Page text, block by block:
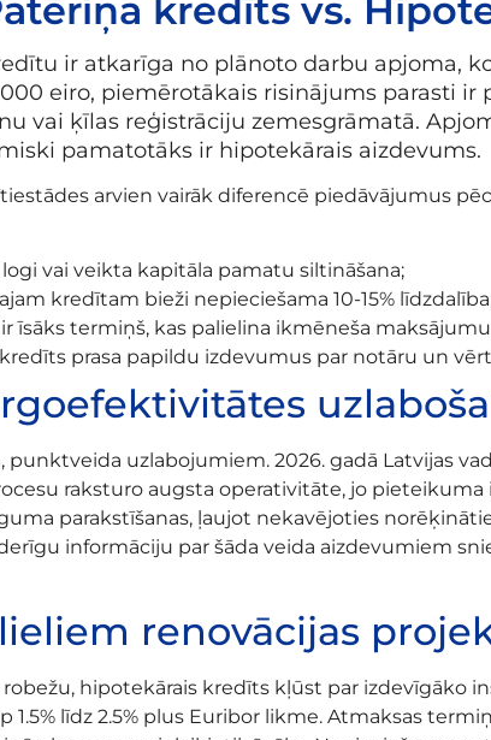
kredīts vs.
ir atkarīga no plānoto darbu apjoma,
eiro, piemērotākais risinājums parasti
vai ķīlas reģistrāciju zemesgrāmatā.
pamatotāks ir hipotekārais aizdevums.
arvien vairāk diferencē piedāvājumus
vai veikta kapitāla pamatu siltināšana;
kredītam bieži nepieciešama 10-15%
īsāks termiņš, kas palielina ikmēneša
prasa papildu izdevumus par notāru un
uzlabojumiem. 2026. gadā Latvijas
raksturo augsta operativitāte, jo pieteikuma
parakstīšanas, ļaujot nekavējoties
informāciju par šāda veida aizdevumiem
renovācijas
hipotekārais kredīts kļūst par izdevīgāko
1.5% līdz 2.5% plus Euribor likme. Atmaksas